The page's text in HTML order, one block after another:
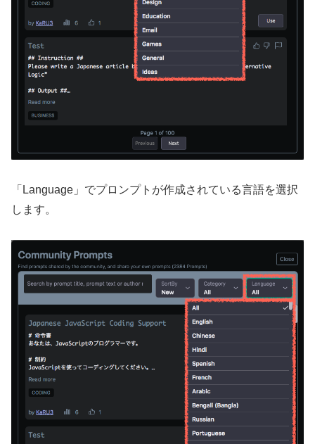
「Language」でプロンプトが作成されている言語を選択
します。